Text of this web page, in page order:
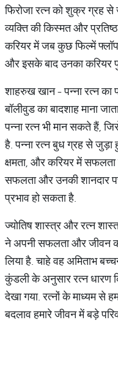
फिरोजा रत्न को शुक्र ग्रह
व्यक्ति की किस्मत और
करियर में जब कुछ फिल्में फ्लॉप
और इसके बाद उनका करियर
शाहरुख खान - पन्ना रत्न का
बॉलीवुड का बादशाह माना
पन्ना रत्न भी मान सकते हैं,
है. पन्ना रत्न बुध ग्रह से
क्षमता, और करियर में सफलता
सफलता और उनकी शानदार
प्रभाव हो सकता है.
ज्योतिष शास्त्र और रत्न
ने अपनी सफलता और जीवन
लिया है. चाहे वह अमिताभ
कुंडली के अनुसार रत्न धारण
देखा गया. रत्नों के माध्यम
बदलाव हमारे जीवन में बड़े